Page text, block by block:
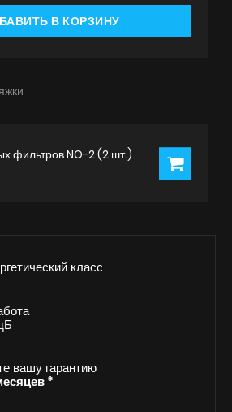
В КОРЗИНУ
фильтров NO-2 (2 шт.)
класс
вашу гарантию
*